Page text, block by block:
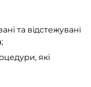
та відстежувані
які